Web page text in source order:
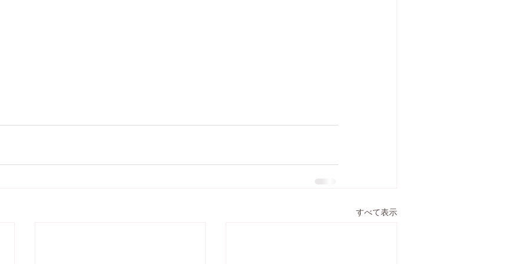
すべて表示